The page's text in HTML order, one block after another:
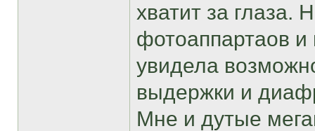
хватит за глаза.
фотоаппартаов и
увидела
выдержки и
Мне и дутые